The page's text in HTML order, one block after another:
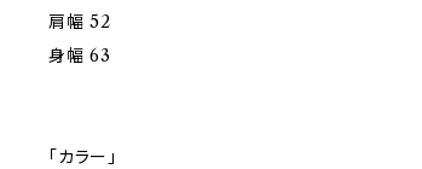
肩幅 52
身幅 63
「カラー」